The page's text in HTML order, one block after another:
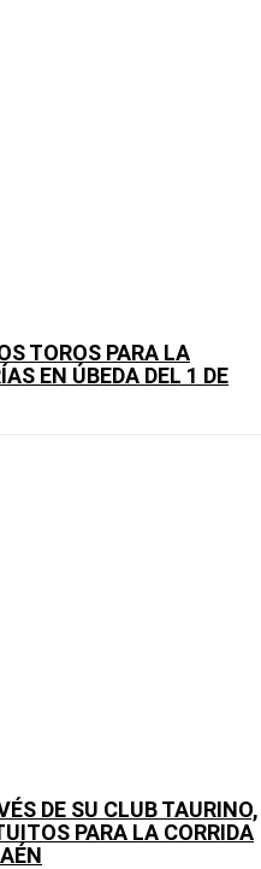
TOROS PARA LA
EN ÚBEDA DEL 1 DE
DE SU CLUB TAURINO,
PARA LA CORRIDA